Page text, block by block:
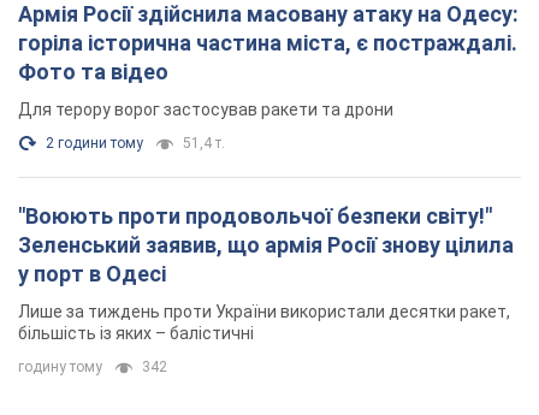
Армія Росії здійснила масовану атаку на Одесу:
горіла історична частина міста, є постраждалі.
Фото та відео
Для терору ворог застосував ракети та дрони
2 години тому 51,4 т.
"Воюють проти продовольчої безпеки світу!"
Зеленський заявив, що армія Росії знову цілила
у порт в Одесі
Лише за тиждень проти України використали десятки ракет,
більшість із яких – балістичні
годину тому 342